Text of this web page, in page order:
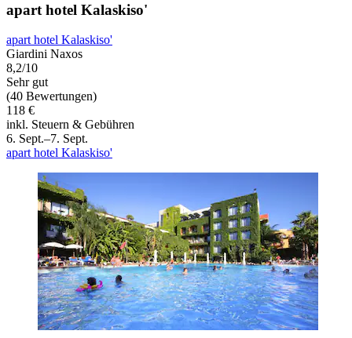
apart hotel Kalaskiso'
apart hotel Kalaskiso'
Giardini Naxos
8,2/10
Sehr gut
(40 Bewertungen)
118 €
inkl. Steuern & Gebühren
6. Sept.–7. Sept.
apart hotel Kalaskiso'